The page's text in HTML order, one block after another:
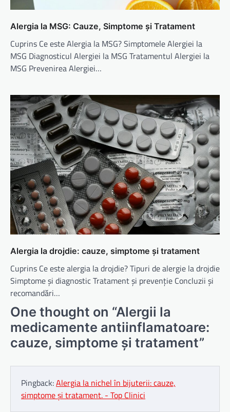
Alergia la MSG: Cauze, Simptome și Tratament
Cuprins Ce este Alergia la MSG? Simptomele Alergiei la
MSG Diagnosticul Alergiei la MSG Tratamentul Alergiei la
MSG Prevenirea Alergiei…
Alergia la drojdie: cauze, simptome și tratament
Cuprins Ce este alergia la drojdie? Tipuri de alergie la drojdie
Simptome și diagnostic Tratament și prevenție Concluzii și
recomandări…
One thought on “Alergii la
medicamente antiinflamatoare:
cauze, simptome și tratament”
Pingback:Alergia la nichel în bijuterii: cauze,
simptome și tratament. - Top Clinici